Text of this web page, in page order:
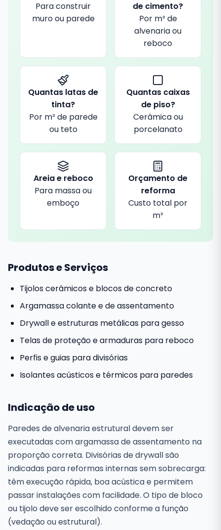
Para construir
muro ou parede
de cimento?
Por m² de
alvenaria ou
reboco
Quantas latas de
tinta?
Por m² de parede
ou teto
Quantas caixas
de piso?
Cerâmica ou
porcelanato
Areia e reboco
Para massa ou
emboço
Orçamento de
reforma
Custo total por
m²
Produtos e Serviços
Tijolos cerâmicos e blocos de concreto
Argamassa colante e de assentamento
Drywall e estruturas metálicas para gesso
Telas de proteção e armaduras para reboco
Perfis e guias para divisórias
Isolantes acústicos e térmicos para paredes
Indicação de uso
Paredes de alvenaria estrutural devem ser
executadas com argamassa de assentamento na
proporção correta. Divisórias de drywall são
indicadas para reformas internas sem sobrecarga:
têm execução rápida, boa acústica e permitem
passar instalações com facilidade. O tipo de bloco
ou tijolo deve ser escolhido conforme a função
(vedação ou estrutural).